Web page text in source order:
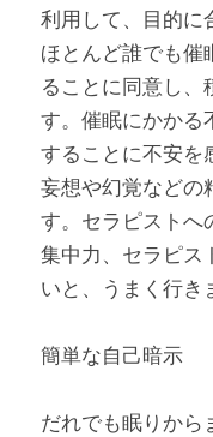
利用して、目的に
ほとんど誰でも催
ることに同意し、
す。催眠にかかる
することに不安を
妄想や幻覚などの
す。セラピストへ
集中力、セラピス
いと、うまく行き
簡単な自己暗示
だれでも眠りから